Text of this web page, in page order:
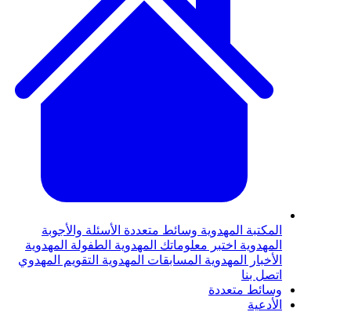
المكتبة المهدوية وسائط متعددة الأسئلة والأجوبة
المهدوية اختبر معلوماتك المهدوية الطفولة المهدوية
الأخبار المهدوية المسابقات المهدوية التقويم المهدوي
اتصل بنا
وسائط متعددة
الأدعية